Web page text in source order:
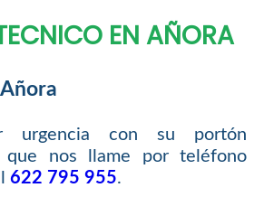
EN AÑORA
urgencia con su portón
que nos llame por teléfono
622 795 955.